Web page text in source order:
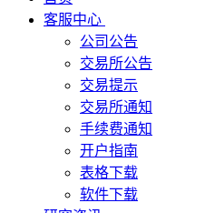
客服中心
公司公告
交易所公告
交易提示
交易所通知
手续费通知
开户指南
表格下载
软件下载